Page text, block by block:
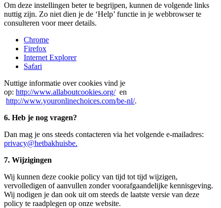
Om deze instellingen beter te begrijpen, kunnen de volgende links
nuttig zijn. Zo niet dien je de ‘Help’ functie in je webbrowser te
consulteren voor meer details.
Chrome
Firefox
Internet Explorer
Safari
Nuttige informatie over cookies vind je
op: http://www.allaboutcookies.org/en
http://www.youronlinechoices.com/be-nl/.
6. Heb je nog vragen?
Dan mag je ons steeds contacteren via het volgende e-mailadres:
privacy@hetbakhuisbe.
7. Wijzigingen
Wij kunnen deze cookie policy van tijd tot tijd wijzigen,
vervolledigen of aanvullen zonder voorafgaandelijke kennisgeving.
Wij nodigen je dan ook uit om steeds de laatste versie van deze
policy te raadplegen op onze website.